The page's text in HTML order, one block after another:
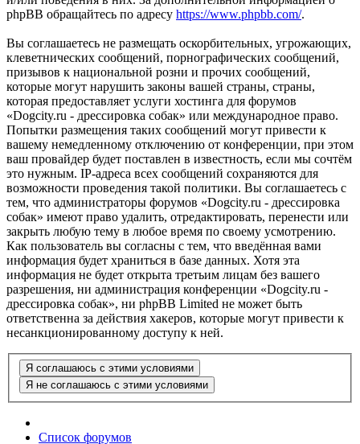
phpBB обращайтесь по адресу https://www.phpbb.com/.
Вы соглашаетесь не размещать оскорбительных, угрожающих,
клеветнических сообщений, порнографических сообщений,
призывов к национальной розни и прочих сообщений,
которые могут нарушить законы вашей страны, страны,
которая предоставляет услуги хостинга для форумов
«Dogcity.ru - дрессировка собак» или международное право.
Попытки размещения таких сообщений могут привести к
вашему немедленному отключению от конференции, при этом
ваш провайдер будет поставлен в известность, если мы сочтём
это нужным. IP-адреса всех сообщений сохраняются для
возможности проведения такой политики. Вы соглашаетесь с
тем, что администраторы форумов «Dogcity.ru - дрессировка
собак» имеют право удалить, отредактировать, перенести или
закрыть любую тему в любое время по своему усмотрению.
Как пользователь вы согласны с тем, что введённая вами
информация будет храниться в базе данных. Хотя эта
информация не будет открыта третьим лицам без вашего
разрешения, ни администрация конференции «Dogcity.ru -
дрессировка собак», ни phpBB Limited не может быть
ответственна за действия хакеров, которые могут привести к
несанкционированному доступу к ней.
Список форумов